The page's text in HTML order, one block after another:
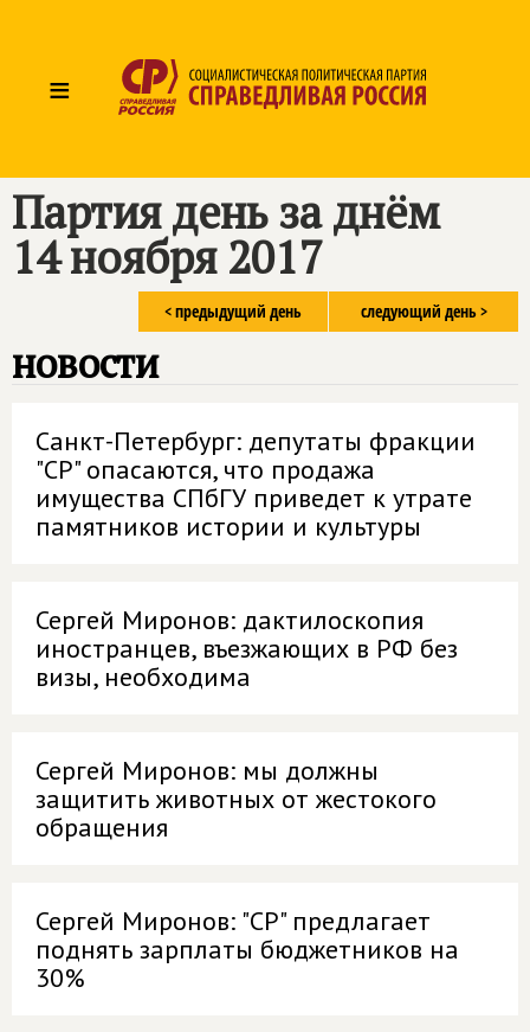
≡
Партия день за днём
14 ноября 2017
следующий день >
< предыдущий день
новости
Санкт-Петербург: депутаты фракции
"СР" опасаются, что продажа
имущества СПбГУ приведет к утрате
памятников истории и культуры
Сергей Миронов: дактилоскопия
иностранцев, въезжающих в РФ без
визы, необходима
Сергей Миронов: мы должны
защитить животных от жестокого
обращения
Сергей Миронов: "СР" предлагает
поднять зарплаты бюджетников на
30%